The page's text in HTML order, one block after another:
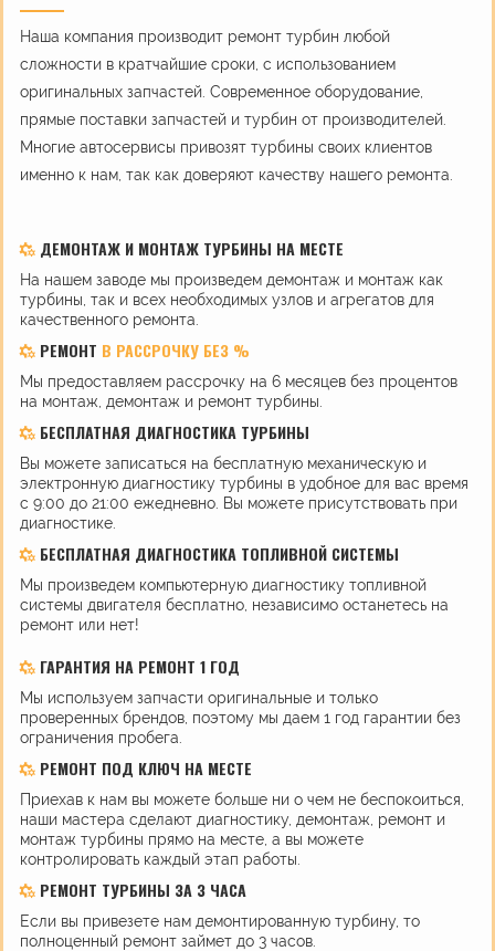
Наша компания производит ремонт турбин любой
сложности в кратчайшие сроки, с использованием
оригинальных запчастей. Современное оборудование,
прямые поставки запчастей и турбин от производителей.
Многие автосервисы привозят турбины своих клиентов
именно к нам, так как доверяют качеству нашего ремонта.
ДЕМОНТАЖ И МОНТАЖ ТУРБИНЫ НА МЕСТЕ
На нашем заводе мы произведем демонтаж и монтаж как
турбины, так и всех необходимых узлов и агрегатов для
качественного ремонта.
РЕМОНТ В РАССРОЧКУ БЕЗ %
Мы предоставляем рассрочку на 6 месяцев без процентов
на монтаж, демонтаж и ремонт турбины.
БЕСПЛАТНАЯ ДИАГНОСТИКА ТУРБИНЫ
Вы можете записаться на бесплатную механическую и
электронную диагностику турбины в удобное для вас время
с 9:00 до 21:00 ежедневно. Вы можете присутствовать при
диагностике.
БЕСПЛАТНАЯ ДИАГНОСТИКА ТОПЛИВНОЙ СИСТЕМЫ
Мы произведем компьютерную диагностику топливной
системы двигателя бесплатно, независимо останетесь на
ремонт или нет!
ГАРАНТИЯ НА РЕМОНТ 1 ГОД
Мы используем запчасти оригинальные и только
проверенных брендов, поэтому мы даем 1 год гарантии без
ограничения пробега.
РЕМОНТ ПОД КЛЮЧ НА МЕСТЕ
Приехав к нам вы можете больше ни о чем не беспокоиться,
наши мастера сделают диагностику, демонтаж, ремонт и
монтаж турбины прямо на месте, а вы можете
контролировать каждый этап работы.
РЕМОНТ ТУРБИНЫ ЗА 3 ЧАСА
Если вы привезете нам демонтированную турбину, то
полноценный ремонт займет до 3 часов.